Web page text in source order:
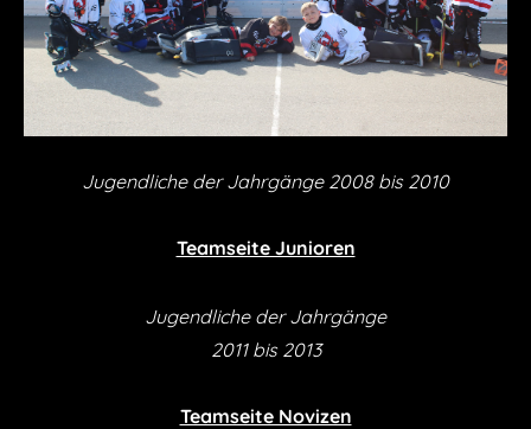
Jugendliche der Jahrgänge 2008 bis 2010
Teamseite Junioren
Jugendliche der Jahrgänge
2011 bis 2013
Teamseite Novizen